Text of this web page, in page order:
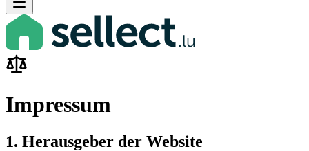
Impressum
1. Herausgeber der Website